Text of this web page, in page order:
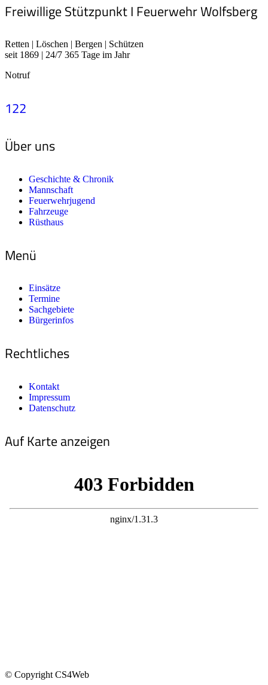
Freiwillige Stützpunkt I Feuerwehr Wolfsberg
Retten | Löschen | Bergen | Schützen
seit 1869 | 24/7 365 Tage im Jahr
Notruf
122
Über uns
Geschichte & Chronik
Mannschaft
Feuerwehrjugend
Fahrzeuge
Rüsthaus
Menü
Einsätze
Termine
Sachgebiete
Bürgerinfos
Rechtliches
Kontakt
Impressum
Datenschutz
Auf Karte anzeigen
© Copyright CS4Web